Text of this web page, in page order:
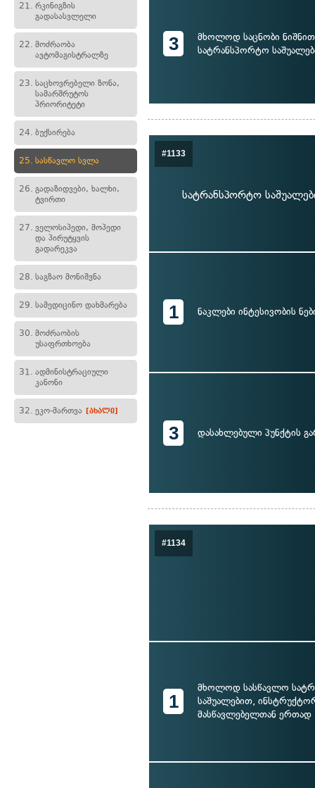
21. რკინიგზის
გადასასვლელი
22. მოძრაობა
ავტომაგისტრალზე
23. საცხოვრებელი ზონა,
სამარშრუტოს
პრიორიტეტი
24. ბუქსირება
25. სასწავლო სვლა
26. გადაზიდვები, ხალხი,
ტვირთი
27. ველოსიპედი, მოპედი
და პირუტყვის
გადარეკვა
28. საგზაო მონიშვნა
29. სამედიცინო დახმარება
30. მოძრაობის
უსაფრთხოება
31. ადმინისტრაციული
კანონი
32. ეკო-მართვა [ახალი]
3
მხოლოდ საცნობი
სატრანსპორტო
#1133
სატრანსპორტო
1 ნაკლები ინტესივობის
3 დასახლებული პუნქტის
#1134
1
მხოლოდ სასწავლო
საშუალებით,
მასწავლებელთან ერთად